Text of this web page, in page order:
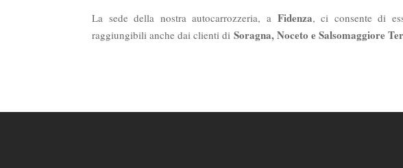
La sede della nostra autocarrozzeria, a Fidenza, ci consente di
raggiungibili anche dai clienti diSoragna, Noceto e Salsomaggiore